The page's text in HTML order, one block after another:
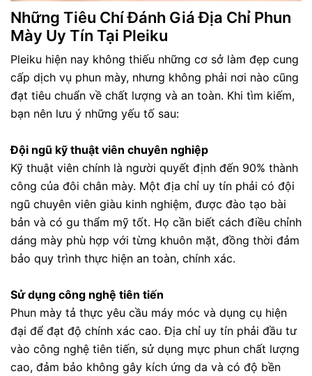
Những Tiêu Chí Đánh Giá Địa Chỉ Phun
Mày Uy Tín Tại Pleiku
Pleiku hiện nay không thiếu những cơ sở làm đẹp cung
cấp dịch vụ phun mày, nhưng không phải nơi nào cũng
đạt tiêu chuẩn về chất lượng và an toàn. Khi tìm kiếm,
bạn nên lưu ý những yếu tố sau:
Đội ngũ kỹ thuật viên chuyên nghiệp
Kỹ thuật viên chính là người quyết định đến 90% thành
công của đôi chân mày. Một địa chỉ uy tín phải có đội
ngũ chuyên viên giàu kinh nghiệm, được đào tạo bài
bản và có gu thẩm mỹ tốt. Họ cần biết cách điều chỉnh
dáng mày phù hợp với từng khuôn mặt, đồng thời đảm
bảo quy trình thực hiện an toàn, chính xác.
Sử dụng công nghệ tiên tiến
Phun mày tả thực yêu cầu máy móc và dụng cụ hiện
đại để đạt độ chính xác cao. Địa chỉ uy tín phải đầu tư
vào công nghệ tiên tiến, sử dụng mực phun chất lượng
cao, đảm bảo không gây kích ứng da và có độ bền